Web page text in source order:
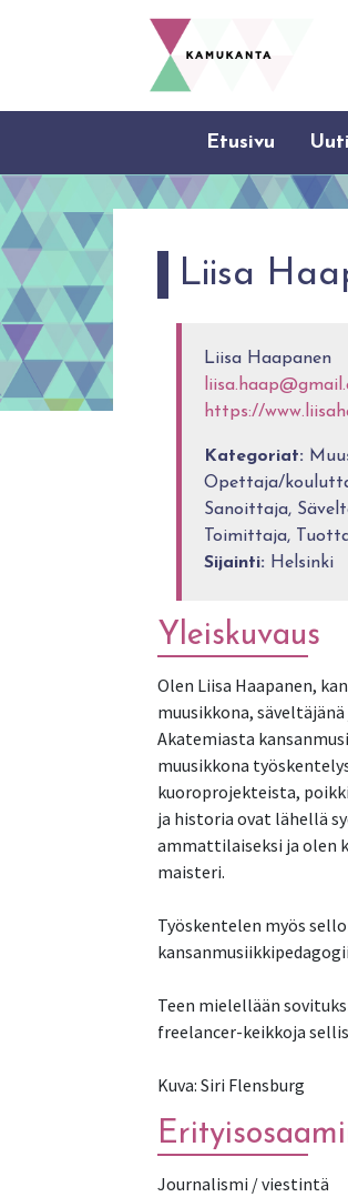
Etusivu
Liisa
Liisa Haapanen
https://
Kategoriat:
Opettaja/
Sanoittaja,
Toimittaja,
Sijainti: Helsinki
Yleiskuvaus
Olen Liisa Haapanen,
muusikkona,
Akatemiasta
muusikkona
kuoroprojekteista,
ja historia ovat lähellä
ammattilaiseksi ja olen
maisteri.
Työskentelen myös
Teen mielellään
freelancer-keikkoja
Kuva: Siri Flensburg
Journalismi / viestintä